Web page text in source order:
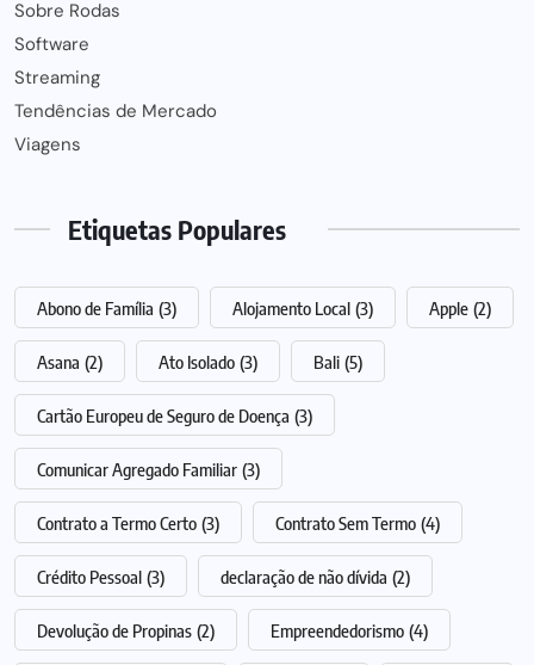
Sobre Rodas
Software
Streaming
Tendências de Mercado
Viagens
Etiquetas Populares
Abono de Família (3) Alojamento Local (3) Apple (2)
Asana (2) Ato Isolado (3) Bali (5)
Cartão Europeu de Seguro de Doença (3)
Comunicar Agregado Familiar (3)
Contrato a Termo Certo (3) Contrato Sem Termo (4)
Crédito Pessoal (3) declaração de não dívida (2)
Devolução de Propinas (2) Empreendedorismo (4)